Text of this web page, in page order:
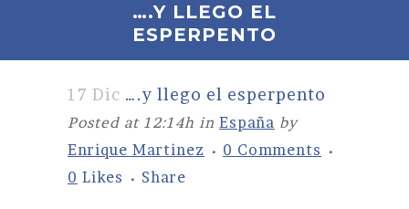
….Y LLEGO EL
ESPERPENTO
17 Dic ….y llego el esperpento
Posted at 12:14h in España by
Enrique Martinez
0 Comments
0 Likes Share